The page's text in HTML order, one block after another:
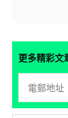
更多精彩文